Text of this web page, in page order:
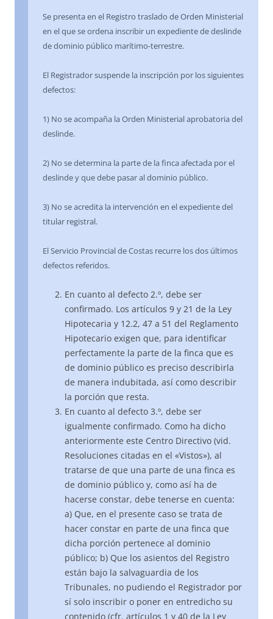
Se presenta en el Registro traslado de Orden Ministerial
en el que se ordena inscribir un expediente de deslinde
de dominio público marítimo-terrestre.
El Registrador suspende la inscripción por los siguientes
defectos:
1) No se acompaña la Orden Ministerial aprobatoria del
deslinde.
2) No se determina la parte de la finca afectada por el
deslinde y que debe pasar al dominio público.
3) No se acredita la intervención en el expediente del
titular registral.
El Servicio Provincial de Costas recurre los dos últimos
defectos referidos.
En cuanto al defecto 2.º, debe ser
confirmado. Los artículos 9 y 21 de la Ley
Hipotecaria y 12.2, 47 a 51 del Reglamento
Hipotecario exigen que, para identificar
perfectamente la parte de la finca que es
de dominio público es preciso describirla
de manera indubitada, así como describir
la porción que resta.
En cuanto al defecto 3.º, debe ser
igualmente confirmado. Como ha dicho
anteriormente este Centro Directivo (vid.
Resoluciones citadas en el «Vistos»), al
tratarse de que una parte de una finca es
de dominio público y, como así ha de
hacerse constar, debe tenerse en cuenta:
a) Que, en el presente caso se trata de
hacer constar en parte de una finca que
dicha porción pertenece al dominio
público; b) Que los asientos del Registro
están bajo la salvaguardia de los
Tribunales, no pudiendo el Registrador por
sí solo inscribir o poner en entredicho su
contenido (cfr. artículos 1 y 40 de la Ley